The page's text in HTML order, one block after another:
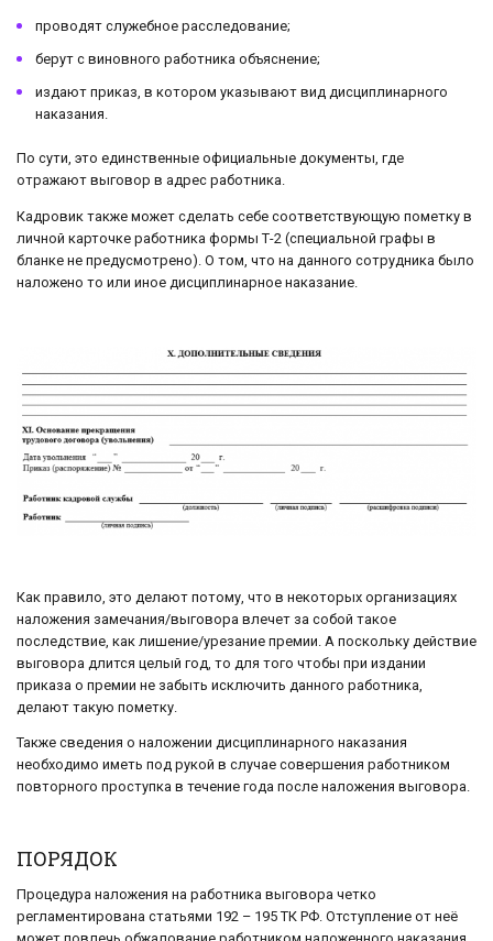
проводят служебное расследование;
берут с виновного работника объяснение;
издают приказ, в котором указывают вид дисциплинарного
наказания.
По сути, это единственные официальные документы, где
отражают выговор в адрес работника.
Кадровик также может сделать себе соответствующую пометку в
личной карточке работника формы Т-2 (специальной графы в
бланке не предусмотрено). О том, что на данного сотрудника было
наложено то или иное дисциплинарное наказание.
Как правило, это делают потому, что в некоторых организациях
наложения замечания/выговора влечет за собой такое
последствие, как лишение/урезание премии. А поскольку действие
выговора длится целый год, то для того чтобы при издании
приказа о премии не забыть исключить данного работника,
делают такую пометку.
Также сведения о наложении дисциплинарного наказания
необходимо иметь под рукой в случае совершения работником
повторного проступка в течение года после наложения выговора.
ПОРЯДОК
Процедура наложения на работника выговора четко
регламентирована статьями 192 – 195 ТК РФ. Отступление от неё